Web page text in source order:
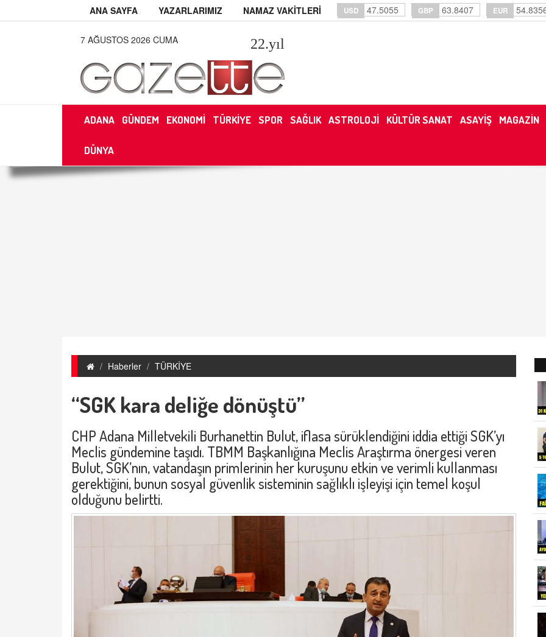
ANA SAYFA YAZARLARIMIZ NAMAZ VAKİTLERİ USD 47.5055 GBP 63.8407 EUR
7 AĞUSTOS 2026 CUMA 22.yıl
ADANA GÜNDEM EKONOMİ TÜRKİYE SPOR SAĞLIK ASTROLOJİ KÜLTÜR SANAT ASAYİŞ MAGAZİN
DÜNYA
Haberler TÜRKİYE
“SGK kara deliğe dönüştü”
CHP Adana Milletvekili Burhanettin Bulut, iflasa sürüklendiğini iddia ettiği SGK’yı
Meclis gündemine taşıdı. TBMM Başkanlığına Meclis Araştırma önergesi veren
Bulut, SGK’nın, vatandaşın primlerinin her kuruşunu etkin ve verimli kullanması
gerektiğini, bunun sosyal güvenlik sisteminin sağlıklı işleyişi için temel koşul
olduğunu belirtti.